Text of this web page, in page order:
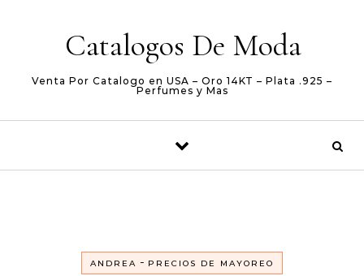
Catalogos De Moda
Venta Por Catalogo en USA – Oro 14KT – Plata .925 –
Perfumes y Mas
ANDREA - PRECIOS DE MAYOREO